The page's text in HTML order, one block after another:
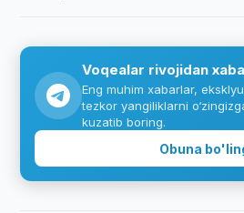
Voqealar rivojidan
Eng muhim xabarlar,
tezkor yangiliklarni
kuzatib boring.
Obuna